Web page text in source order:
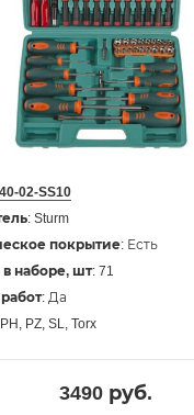
02-SS10
: Sturm
покрытие: Есть
наборе, шт: 71
: Да
PZ, SL, Torx
3490руб.